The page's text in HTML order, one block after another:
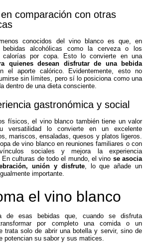
comparación con otras
conocidos del vino blanco es que, en
bebidas alcohólicas como la cerveza o los
calorías por copa. Esto lo convierte en una
quienes desean disfrutar de una bebida
el aporte calórico. Evidentemente, esto no
sin límites, pero sí lo posiciona como una
dentro de una dieta consciente.
gastronómica y social
físicos, el vino blanco también tiene un valor
versatilidad lo convierte en un excelente
mariscos, ensaladas, quesos y platos ligeros.
de vino blanco en reuniones familiares o con
sociales y mejora la experiencia
culturas de todo el mundo, el vino se asocia
unión y disfrute, lo que añade un
importante.
el vino blanco
de esas bebidas que, cuando se disfruta
por completo una comida o un
trata solo de abrir una botella y servir, sino de
potencian su sabor y sus matices.